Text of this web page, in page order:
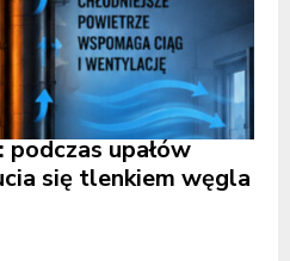
upałów
się tlenkiem węgla